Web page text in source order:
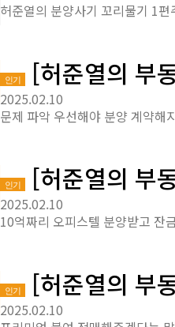
인기 [허준열의 부
2025.02.10
인기 [허준열의 부
2025.02.10
인기 [허준열의 부
2025.02.10